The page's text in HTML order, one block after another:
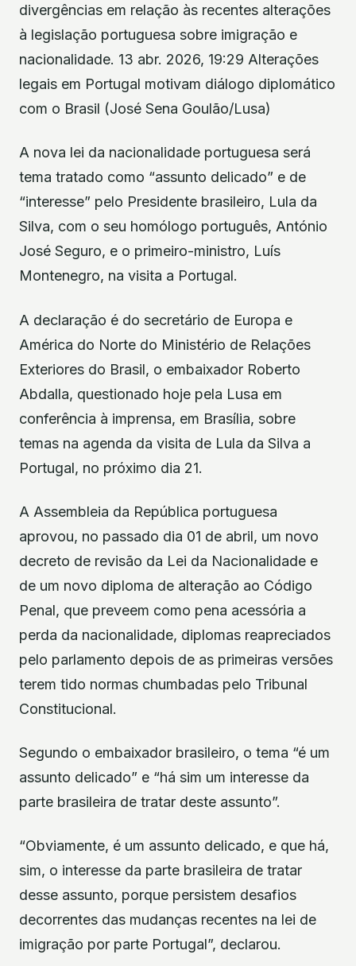
divergências em relação às recentes alterações
à legislação portuguesa sobre imigração e
nacionalidade. 13 abr. 2026, 19:29 Alterações
legais em Portugal motivam diálogo diplomático
com o Brasil (José Sena Goulão/Lusa)
A nova lei da nacionalidade portuguesa será
tema tratado como “assunto delicado” e de
“interesse” pelo Presidente brasileiro, Lula da
Silva, com o seu homólogo português, António
José Seguro, e o primeiro-ministro, Luís
Montenegro, na visita a Portugal.
A declaração é do secretário de Europa e
América do Norte do Ministério de Relações
Exteriores do Brasil, o embaixador Roberto
Abdalla, questionado hoje pela Lusa em
conferência à imprensa, em Brasília, sobre
temas na agenda da visita de Lula da Silva a
Portugal, no próximo dia 21.
A Assembleia da República portuguesa
aprovou, no passado dia 01 de abril, um novo
decreto de revisão da Lei da Nacionalidade e
de um novo diploma de alteração ao Código
Penal, que preveem como pena acessória a
perda da nacionalidade, diplomas reapreciados
pelo parlamento depois de as primeiras versões
terem tido normas chumbadas pelo Tribunal
Constitucional.
Segundo o embaixador brasileiro, o tema “é um
assunto delicado” e “há sim um interesse da
parte brasileira de tratar deste assunto”.
“Obviamente, é um assunto delicado, e que há,
sim, o interesse da parte brasileira de tratar
desse assunto, porque persistem desafios
decorrentes das mudanças recentes na lei de
imigração por parte Portugal”, declarou.